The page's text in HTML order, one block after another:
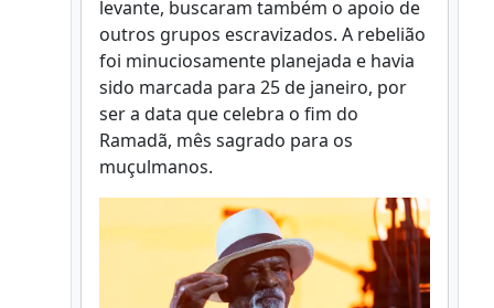
levante, buscaram também o apoio de
outros grupos escravizados. A rebelião
foi minuciosamente planejada e havia
sido marcada para 25 de janeiro, por
ser a data que celebra o fim do
Ramadã, mês sagrado para os
muçulmanos.